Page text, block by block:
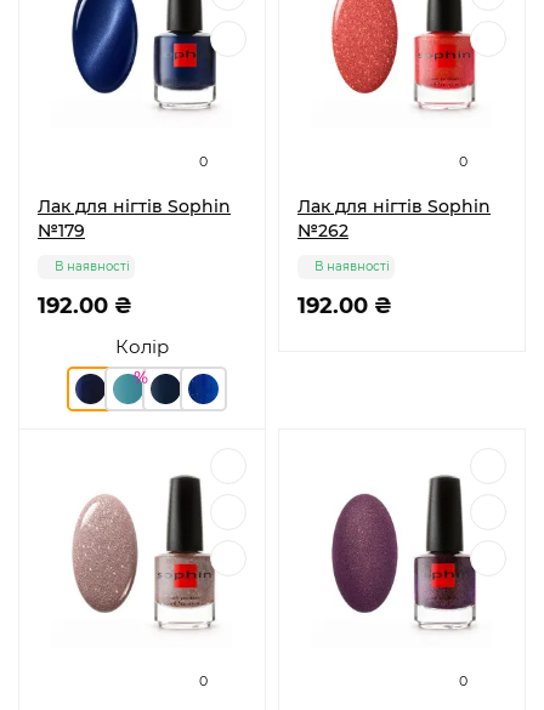
0
Лак для нігтів Sophin
№179
Колір
192.00 ₴
В наявності
0
Лак для нігтів Sophin
№262
192.00 ₴
В наявності
0 0